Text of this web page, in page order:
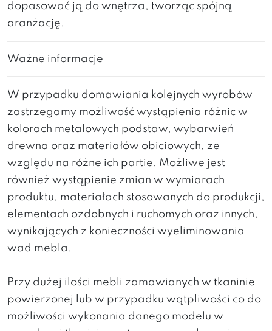
dopasować ją do wnętrza, tworząc spójną
aranżację.
Ważne informacje
W przypadku domawiania kolejnych wyrobów
zastrzegamy możliwość wystąpienia różnic w
kolorach metalowych podstaw, wybarwień
drewna oraz materiałów obiciowych, ze
względu na różne ich partie. Możliwe jest
również wystąpienie zmian w wymiarach
produktu, materiałach stosowanych do produkcji,
elementach ozdobnych i ruchomych oraz innych,
wynikających z konieczności wyeliminowania
wad mebla.
Przy dużej ilości mebli zamawianych w tkaninie
powierzonej lub w przypadku wątpliwości co do
możliwości wykonania danego modelu w